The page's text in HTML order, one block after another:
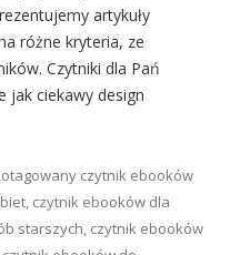
artykuły
różne kryteria, ze
Czytniki dla Pań
jak ciekawy design
otagowany czytnik ebooków
, czytnik ebooków dla
starszych, czytnik ebooków